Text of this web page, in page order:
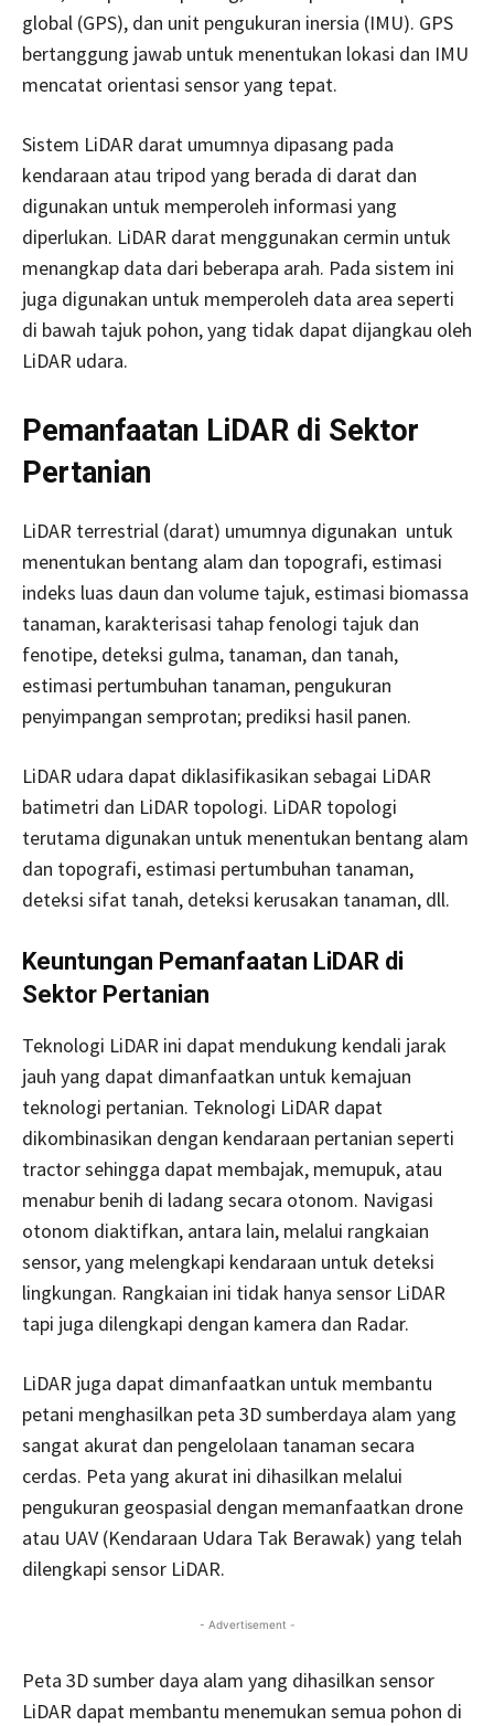
global (GPS), dan unit pengukuran inersia (IMU). GPS
bertanggung jawab untuk menentukan lokasi dan IMU
mencatat orientasi sensor yang tepat.
Sistem LiDAR darat umumnya dipasang pada
kendaraan atau tripod yang berada di darat dan
digunakan untuk memperoleh informasi yang
diperlukan. LiDAR darat menggunakan cermin untuk
menangkap data dari beberapa arah. Pada sistem ini
juga digunakan untuk memperoleh data area seperti
di bawah tajuk pohon, yang tidak dapat dijangkau oleh
LiDAR udara.
Pemanfaatan LiDAR di Sektor
Pertanian
LiDAR terrestrial (darat) umumnya digunakan untuk
menentukan bentang alam dan topografi, estimasi
indeks luas daun dan volume tajuk, estimasi biomassa
tanaman, karakterisasi tahap fenologi tajuk dan
fenotipe, deteksi gulma, tanaman, dan tanah,
estimasi pertumbuhan tanaman, pengukuran
penyimpangan semprotan; prediksi hasil panen.
LiDAR udara dapat diklasifikasikan sebagai LiDAR
batimetri dan LiDAR topologi. LiDAR topologi
terutama digunakan untuk menentukan bentang alam
dan topografi, estimasi pertumbuhan tanaman,
deteksi sifat tanah, deteksi kerusakan tanaman, dll.
Keuntungan Pemanfaatan LiDAR di
Sektor Pertanian
Teknologi LiDAR ini dapat mendukung kendali jarak
jauh yang dapat dimanfaatkan untuk kemajuan
teknologi pertanian. Teknologi LiDAR dapat
dikombinasikan dengan kendaraan pertanian seperti
tractor sehingga dapat membajak, memupuk, atau
menabur benih di ladang secara otonom. Navigasi
otonom diaktifkan, antara lain, melalui rangkaian
sensor, yang melengkapi kendaraan untuk deteksi
lingkungan. Rangkaian ini tidak hanya sensor LiDAR
tapi juga dilengkapi dengan kamera dan Radar.
LiDAR juga dapat dimanfaatkan untuk membantu
petani menghasilkan peta 3D sumberdaya alam yang
sangat akurat dan pengelolaan tanaman secara
cerdas. Peta yang akurat ini dihasilkan melalui
pengukuran geospasial dengan memanfaatkan drone
atau UAV (Kendaraan Udara Tak Berawak) yang telah
dilengkapi sensor LiDAR.
- Advertisement -
Peta 3D sumber daya alam yang dihasilkan sensor
LiDAR dapat membantu menemukan semua pohon di